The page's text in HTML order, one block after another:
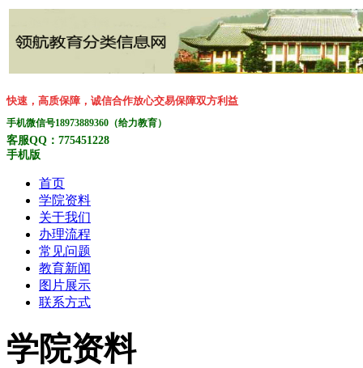
快速，高质保障，诚信合作放心交易保障双方利益
手机微信号18973889360（给力教育）
客服QQ：775451228
手机版
首页
学院资料
关于我们
办理流程
常见问题
教育新闻
图片展示
联系方式
学院资料